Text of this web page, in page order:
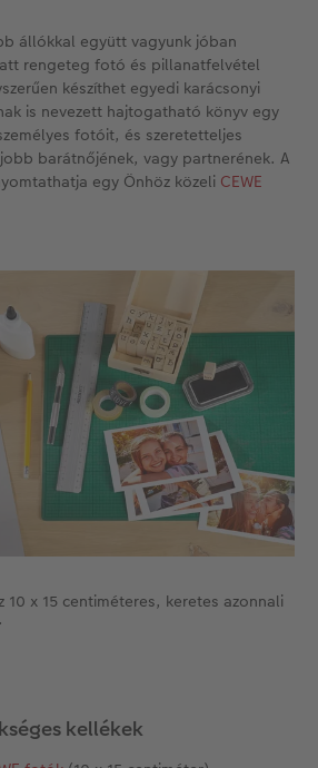
FOTÓKÖNYV
CEWE FOTÓKÖNYV
myPhotos
poszter
dobozok
fotókidolgozás
nyomtatás azonnal
myPhotos
köszöntő tábla
fali dekoráció
világa
és irodaszer
ajándékdobozok
naptárak
FOTÓKÖNYV Kids
myPhotos
myPhotos
tippek és trükkök
készíts jobb képeket a
ajándékötletek
szeretteinek
állókkal együtt vagyunk jóban
rengeteg fotó és pillanatfelvétel
készíthet egyedi karácsonyi
is nevezett hajtogatható könyv egy
fotóit, és szeretetteljes
barátnőjének, vagy partnerének. A
egy Önhöz közeli CEWE
x 15 centiméteres, keretes azonnali
kellékek